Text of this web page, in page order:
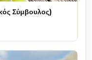
Σύμβουλος)